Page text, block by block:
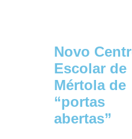
Novo
Escolar de
Mértola de
“portas
abertas”